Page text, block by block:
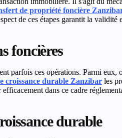
de propriété foncière
de ces étapes garantit la
foncières
parfois ces opérations. Parmi
croissance durable Zanzibar les
dans ce cadre
durable